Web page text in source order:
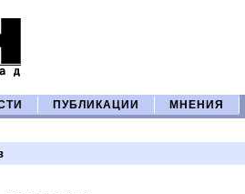
ПУБЛИКАЦИИ МНЕНИЯ